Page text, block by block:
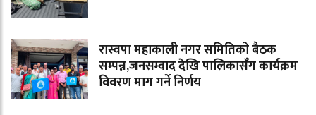
रास्वपा महाकाली नगर समितिको बैठक
सम्पन्न,जनसम्वाद देखि पालिकासँग कार्यक्रम
विवरण माग गर्ने निर्णय